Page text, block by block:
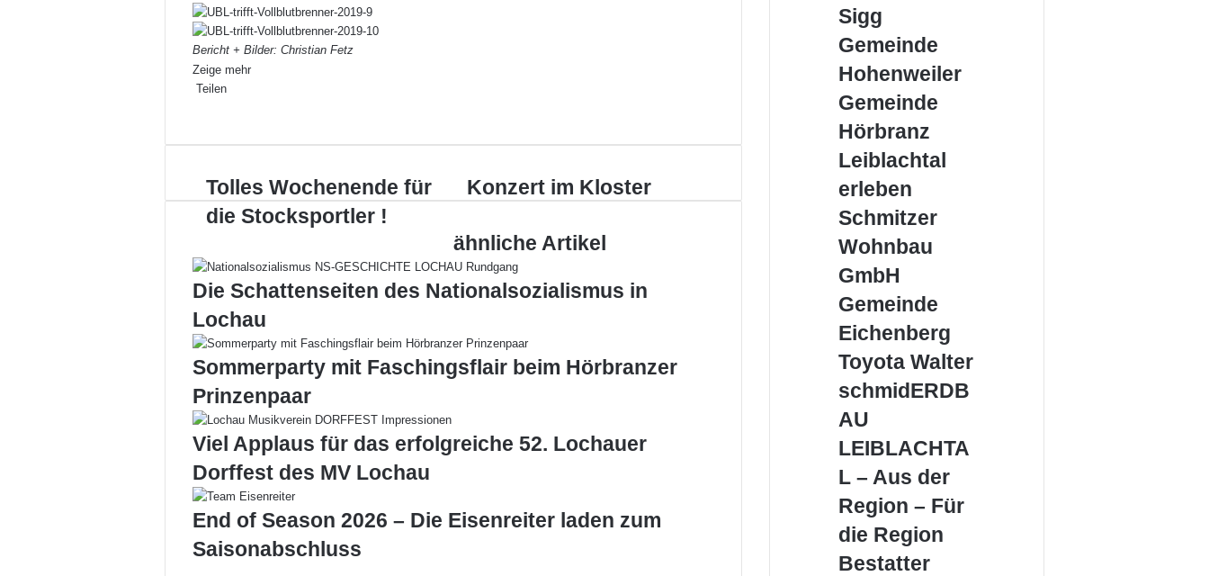
Bericht + Bilder: Christian Fetz
Zeige mehr
Teilen
E-
Tolles
Wochenende
für
Stocksportler
!
Tolles Wochenende für
die Stocksportler !
Konzert
im
Konzert im Kloster
ähnliche Artikel
Die Schattenseiten des Nationalsozialismus in
Lochau
Sommerparty mit Faschingsflair beim Hörbranzer
Prinzenpaar
Viel Applaus für das erfolgreiche 52. Lochauer
Dorffest des MV Lochau
End of Season 2026 – Die Eisenreiter laden zum
Saisonabschluss
Sigg
Gemeinde
Gemeinde
Hohenweiler
Gemeinde
Gemeinde
Hörbranz
Leiblachtal
Leiblachtal
erleben
Schmitzer
GmbH
Schmitzer
Wohnbau
GmbH
Gemeinde
Gemeinde
Eichenberg
Toyota
Walter
Toyota Walter
schmidERDBAU
–
Aus
Region
–
Für
die
Region
schmidERDB
AU
LEIBLACHTA
L – Aus der
Region – Für
die Region
Bestatter
Bestatter